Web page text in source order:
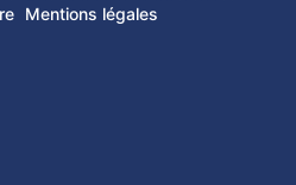
Mentions légales